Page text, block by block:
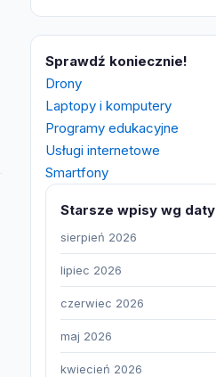
Sprawdź koniecznie!
Drony
Laptopy i komputery
Programy edukacyjne
Usługi internetowe
Smartfony
Starsze wpisy wg daty
sierpień 2026
lipiec 2026
czerwiec 2026
maj 2026
kwiecień 2026